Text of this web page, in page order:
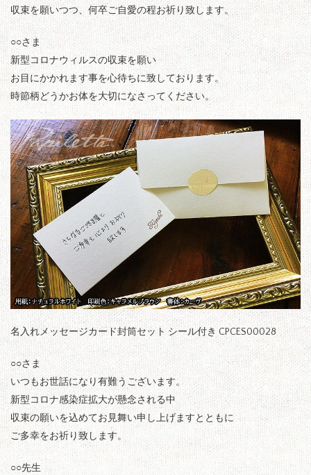
収束を願いつつ、何卒ご自愛の程お祈り致します。
○○さま
新型コロナウィルスの収束を願い
お目にかかれます事を心待ちに致しております。
時節柄どうかお体を大切になさってください。
名入れメッセージカード封筒セット シール付き CPCES00028
○○さま
いつもお世話になり有難うございます。
新型コロナ感染症拡大が懸念される中
収束の願いを込めてお見舞い申し上げますとともに
ご多幸をお祈り致します。
○○先生